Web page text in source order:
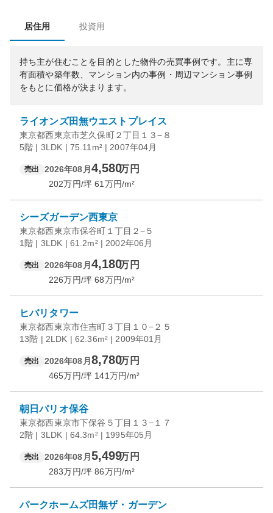
居住用 投資用
持ち主が住むことを目的とした物件の売買事例です。 主に専
有面積や築年数、マンション内の事例・周辺マンション事例
をもとに価格が決まります。
ライオンズ田無ウエストプレイス
東京都西東京市芝久保町２丁目１３−８
5階 | 3LDK | 75.11m² | 2007年04月
売出 2026年08月 4,580万円
202万円/坪 61 万円/m²
シーズガーデン西東京
東京都西東京市保谷町１丁目２−５
1階 | 3LDK | 61.2m² | 2002年06月
売出 2026年08月 4,180万円
226万円/坪 68万円/m²
ヒバリタワー
東京都西東京市住吉町３丁目１０−２５
13階 | 2LDK | 62.36m² | 2009年01月
売出 2026年08月 8,780万円
465万円/坪 141万円/m²
朝日パリオ保谷
東京都西東京市下保谷５丁目１３−１７
2階 | 3LDK | 64.3m² | 1995年05月
売出 2026年08月 5,499万円
283万円/坪 86万円/m²
パークホームズ田無ザ・ガーデン